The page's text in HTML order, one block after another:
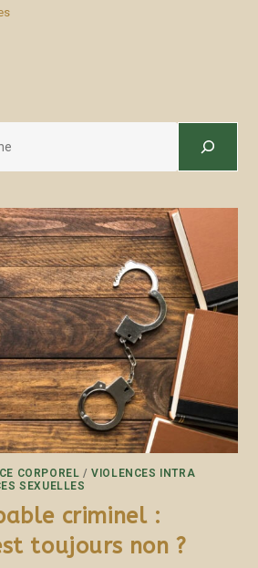
CORPOREL /VIOLENCES INTRA
SEXUELLES
criminel :
toujours non ?